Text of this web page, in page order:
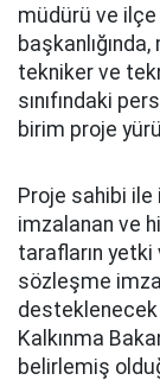
müdürü ve
tekniker ve
sınıfındaki
birim proje
Proje sahibi
imzalanan ve
tarafların yetki
sözleşme
desteklenecek
Kalkınma
belirlemiş